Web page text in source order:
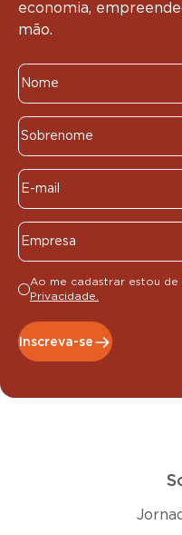
economia,
mão.
Ao me cadastrar estou
Privacidade.
Inscreva-se